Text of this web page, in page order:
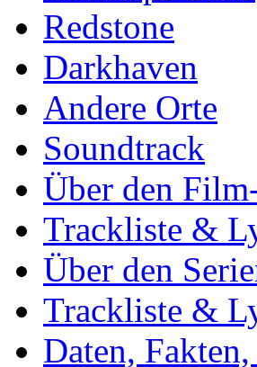
Redstone
Darkhaven
Andere Orte
Soundtrack
Über den
Trackliste &
Über den
Trackliste &
Daten,